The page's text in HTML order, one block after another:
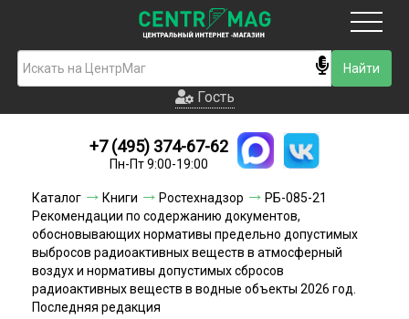
Гость
Новинки
Условия доставки
Условия оплаты
Контакты
Акции и скидки
Гость
+7 (495) 374-67-62
Пн-Пт 9:00-19:00
Каталог Книги Ростехнадзор
РБ-085-21
Рекомендации по содержанию документов,
обосновывающих нормативы предельно допустимых
выбросов радиоактивных веществ в атмосферный
воздух и нормативы допустимых сбросов
радиоактивных веществ в водные объекты 2026 год.
Последняя редакция